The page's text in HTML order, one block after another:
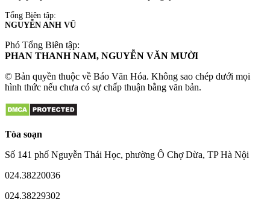
Tổng Biên tập:
NGUYỄN ANH VŨ
Phó Tổng Biên tập:
PHAN THANH NAM, NGUYỄN VĂN MƯỜI
© Bản quyền thuộc về Báo Văn Hóa. Không sao chép dưới mọi
hình thức nếu chưa có sự chấp thuận bằng văn bản.
Tòa soạn
Số 141 phố Nguyễn Thái Học, phường Ô Chợ Dừa, TP Hà Nội
024.38220036
024.38229302